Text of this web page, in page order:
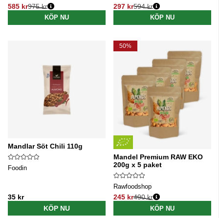
585 kr
Ordinarie pris:
975 kr
KÖP NU
297 kr
Ordinarie pris:
594 kr
KÖP NU
Mandlar Söt Chili 110g
Foodin
35 kr
KÖP NU
50%
Mandel Premium RAW EKO
200g x 5 paket
Rawfoodshop
245 kr
Ordinarie pris:
490 kr
KÖP NU